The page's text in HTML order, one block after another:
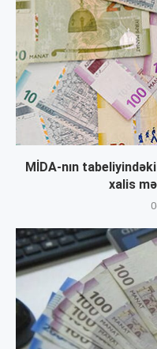
MİDA-nın
xalis